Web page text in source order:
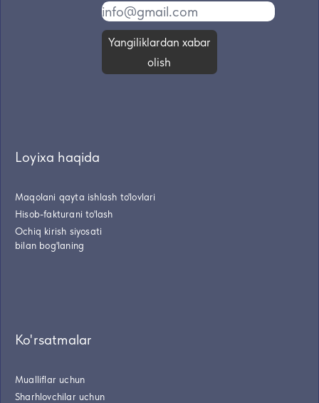
Yangiliklardan xabar
olish
Loyixa haqida
Maqolani qayta ishlash to'lovlari
Hisob-fakturani to'lash
Ochiq kirish siyosati
bilan bog'laning
Ko'rsatmalar
Mualliflar uchun
Sharhlovchilar uchun